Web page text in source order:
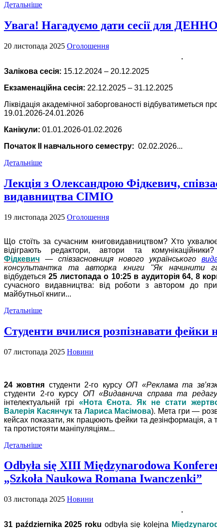
Детальніше
Увага! Нагадуємо дати сесії для
20 листопада 2025 Оголошення
Залікова сесія: 15.12.2024 – 20.12.2025
Екзаменаційна сесія: 22.12.2025 – 31.12.2025
Ліквідація академічної заборгованості відбуватиметься
19.01.2026-24.01.2026
Канікули: 01.01.2026-01.02.2026
Початок ІІ навчального семестру: 02.02.2026...
Детальніше
Лекція з Олександрою Фідкевич,
видавництва СІМІО
19 листопада 2025 Оголошення
Що стоїть за сучасним книговидавництвом? Хто
відіграють редактори, автори та
Фідкевич —співзасновниця нового українського
консультантка та авторка книги "Як начинити
відбудеться25 листопада о 10:25 в аудиторія 64, 8
сучасного видавництва: від роботи з автором до
майбутньої книги...
Детальніше
Студенти вчилися розпізнавати фейки
07 листопада 2025 Новини
24 жовтня студенти 2-го курсуОП «Реклама та
студенти 2-го курсу ОП «Видавнича справа та
інтелектуальній грі «Нота Єнота. Як не стати
Валерія Касянчукта Лариса Масімова). Мета гри —
кейсах показати, як працюють фейки та дезінформація, а
та протистояти маніпуляціям...
Детальніше
Odbyła się XIII Międzynarodowa
„Szkoła Naukowa Romana Iwanczenki”
03 листопада 2025 Новини
31 października 2025 roku odbyła się kolejna